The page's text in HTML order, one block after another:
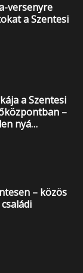
versenyre
a Szentesi
a Szentesi
–
nyá…
– közös